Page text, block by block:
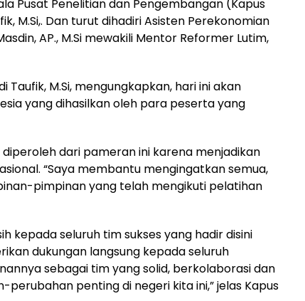
Pusat Penelitian dan Pengembangan (Kapus
M.Si,. Dan turut dihadiri Asisten Perekonomian
AP., M.Si mewakili Mentor Reformer Lutim,
Taufik, M.Si, mengungkapkan, hari ini akan
yang dihasilkan oleh para peserta yang
dari pameran ini karena menjadikan
“Saya membantu mengingatkan semua,
pimpinan yang telah mengikuti pelatihan
kepada seluruh tim sukses yang hadir disini
dukungan langsung kepada seluruh
sebagai tim yang solid, berkolaborasi dan
penting di negeri kita ini,” jelas Kapus